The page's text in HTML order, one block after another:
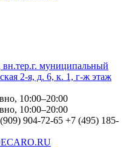
муниципальный
2-я, д. 6, к. 1, г-ж этаж
10:00–20:00
10:00–20:00
+7 (495) 185-